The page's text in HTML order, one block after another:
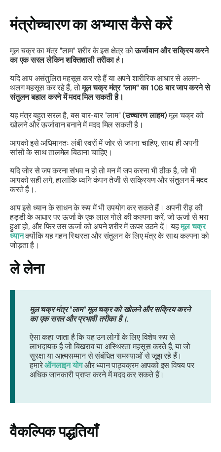
मंत्रोच्चारण का अभ्यास कैसे करें
मूल चक्र का मंत्र "लाम" शरीर के इस क्षेत्र कोऊर्जावान और सक्रिय करने
का एक सरल लेकिन शक्तिशाली तरीकाहै।
यदि आप असंतुलित महसूस कर रहे हैं या अपने शारीरिक आधार से अलग-
थलग महसूस कर रहे हैं, तोमूल चक्र मंत्र "लाम" का 108 बार जाप करने से
संतुलन बहाल करने में मदद मिल सकती है।
यह मंत्र बहुत सरल है, बस बार-बार "लाम"(उच्चारण लाहम)मूल चक्र को
खोलने और ऊर्जावान बनाने में मदद मिल सकती है।
आपकोइसे अधिमानतः लंबी स्वरों में जोर से जपना चाहिए, साथ ही अपनी
सांसों के साथ तालमेल बिठाना चाहिए ।
यदि जोर से जप करना संभव न हो तो मन में जप करना भी ठीक है, जो भी
आपको सही लगे, हालांकि ध्वनि कंपन तेजी से सक्रियण और संतुलन में मदद
करते हैं।.
आप इसे ध्यान के साधन के रूप में भी उपयोग कर सकते हैं। अपनी रीढ़ की
हड्डी के आधार पर ऊर्जा के एक लाल गोले की कल्पना करें, जो ऊर्जा से भरा
हुआ हो, और फिर उस ऊर्जा को अपने शरीर में ऊपर उठने दें। यहमूल चक्र
ध्यानक्योंकि यह गहन स्थिरता और संतुलन के लिए मंत्र के साथ कल्पना को
जोड़ता है।
ले लेना
मूल चक्र मंत्र "लाम" मूल चक्र को खोलने और सक्रिय करने
का एक सरल और प्रभावी तरीका है।.
ऐसा कहा जाता है कि यह उन लोगों के लिए विशेष रूप से
लाभदायक है जो बिखराव या अस्थिरता महसूस करते हैं, या जो
सुरक्षा या आत्मसम्मान से संबंधित समस्याओं से जूझ रहे हैं।
हमारेऑनलाइन योगऔर ध्यान पाठ्यक्रम आपको इस विषय पर
अधिक जानकारी प्राप्त करने में मदद कर सकते हैं।
वैकल्पिक पद्धतियाँ